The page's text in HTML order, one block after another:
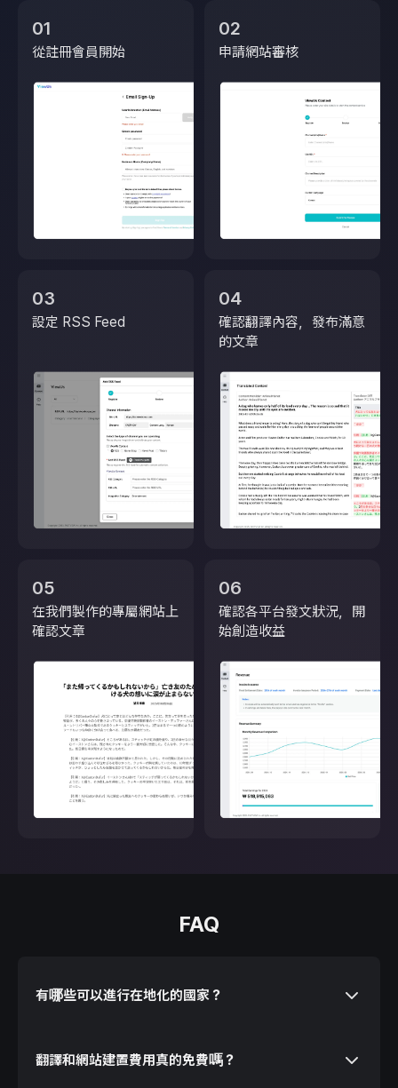
01
從註冊會員開始
02
申請網站審核
03
設定 RSS Feed
04
確認翻譯內容，發布滿意
的文章
05
在我們製作的專屬網站上
確認文章
06
確認各平台發文狀況，開
始創造收益
FAQ
有哪些可以進行在地化的國家？
翻譯和網站建置費用真的免費嗎？